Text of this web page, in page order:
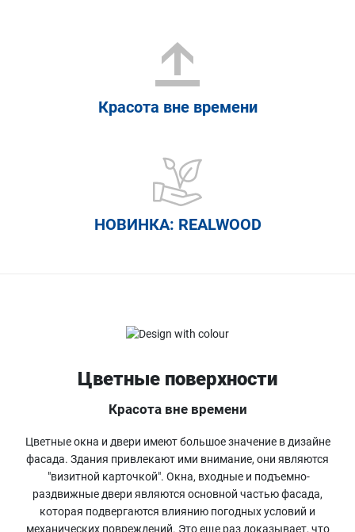
Красота вне времени
НОВИНКА: REALWOOD
Цветные поверхности
Красота вне времени
Цветные окна и двери имеют большое значение в дизайне
фасада. Здания привлекают ими внимание, они являются
"визитной карточкой". Окна, входные и подъемно-
раздвижные двери являются основной частью фасада,
которая подвергаются влиянию погодных условий и
механических повреждений. Это еще раз доказывает, что